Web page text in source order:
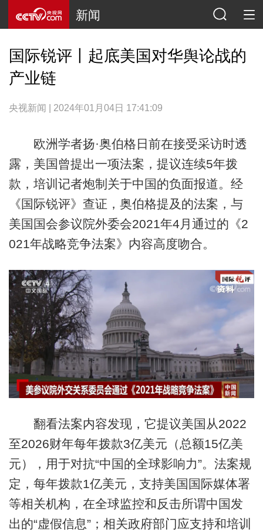
新闻
国际锐评丨起底美国对华舆论战的
产业链
央视新闻 | 2024年01月04日 17:41:09
欧洲学者扬·奥伯格日前在接受采访时透
露，美国曾提出一项法案，提议连续5年拨
款，培训记者炮制关于中国的负面报道。经
《国际锐评》查证，奥伯格提及的法案，与
美国国会参议院外委会2021年4月通过的《2
021年战略竞争法案》内容高度吻合。
翻看法案内容发现，它提议美国从2022
至2026财年每年拨款3亿美元（总额15亿美
元），用于对抗“中国的全球影响力”。法案规
定，每年拨款1亿美元，支持美国国际媒体署
等相关机构，在全球监控和反击所谓中国发
出的“虚假信息”；相关政府部门应支持和培训